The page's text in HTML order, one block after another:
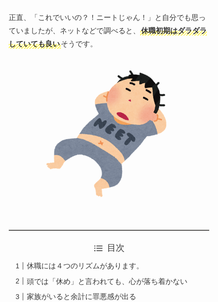
正直、「これでいいの？！ニートじゃん！」と自分でも思っ
ていましたが、ネットなどで調べると、
休職初期はダラダラ
していても良いそうです。
目次
休職には４つのリズムがあります。
頭では「休め」と言われても、心が落ち着かない
家族がいると余計に罪悪感が出る